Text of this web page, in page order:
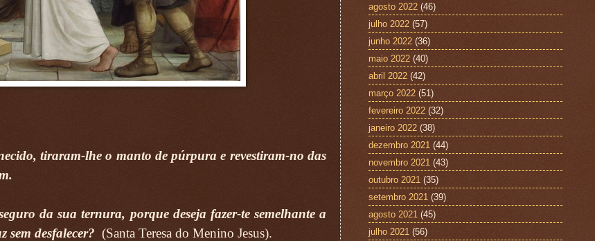
tiraram-lhe o manto de púrpura e revestiram-no das
da sua ternura, porque deseja fazer-te semelhante a
sem desfalecer? (Santa Teresa do Menino Jesus).
agosto 2022 (46)
julho 2022 (57)
junho 2022 (36)
maio 2022 (40)
abril 2022 (42)
março 2022 (51)
fevereiro 2022 (32)
janeiro 2022 (38)
dezembro 2021 (44)
novembro 2021 (43)
outubro 2021 (35)
setembro 2021 (39)
agosto 2021 (45)
julho 2021 (56)